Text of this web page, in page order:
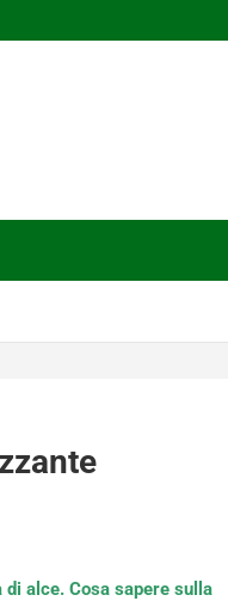
alce. Cosa sapere sulla